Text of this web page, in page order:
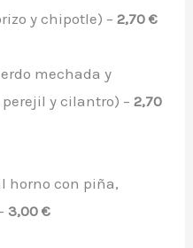
y chipotle) –2,70 €
mechada y
perejil y cilantro) –2,70
horno con piña,
3,00 €